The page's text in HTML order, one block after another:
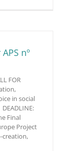
nº
FOR
in social
Final
Project
creation,